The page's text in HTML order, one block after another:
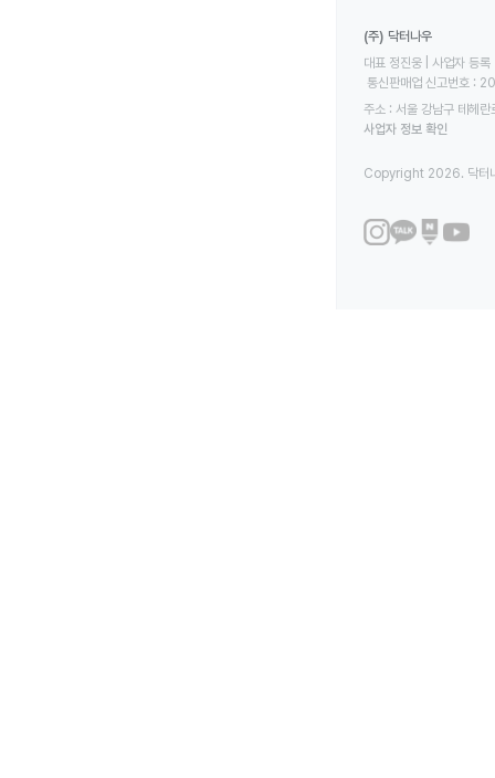
(주) 닥터나우
대표 정진웅 | 사업자
통신판매업 신고번호
주소 : 서울 강남구 테헤
사업자 정보 확인
Copyright 2026. 닥터